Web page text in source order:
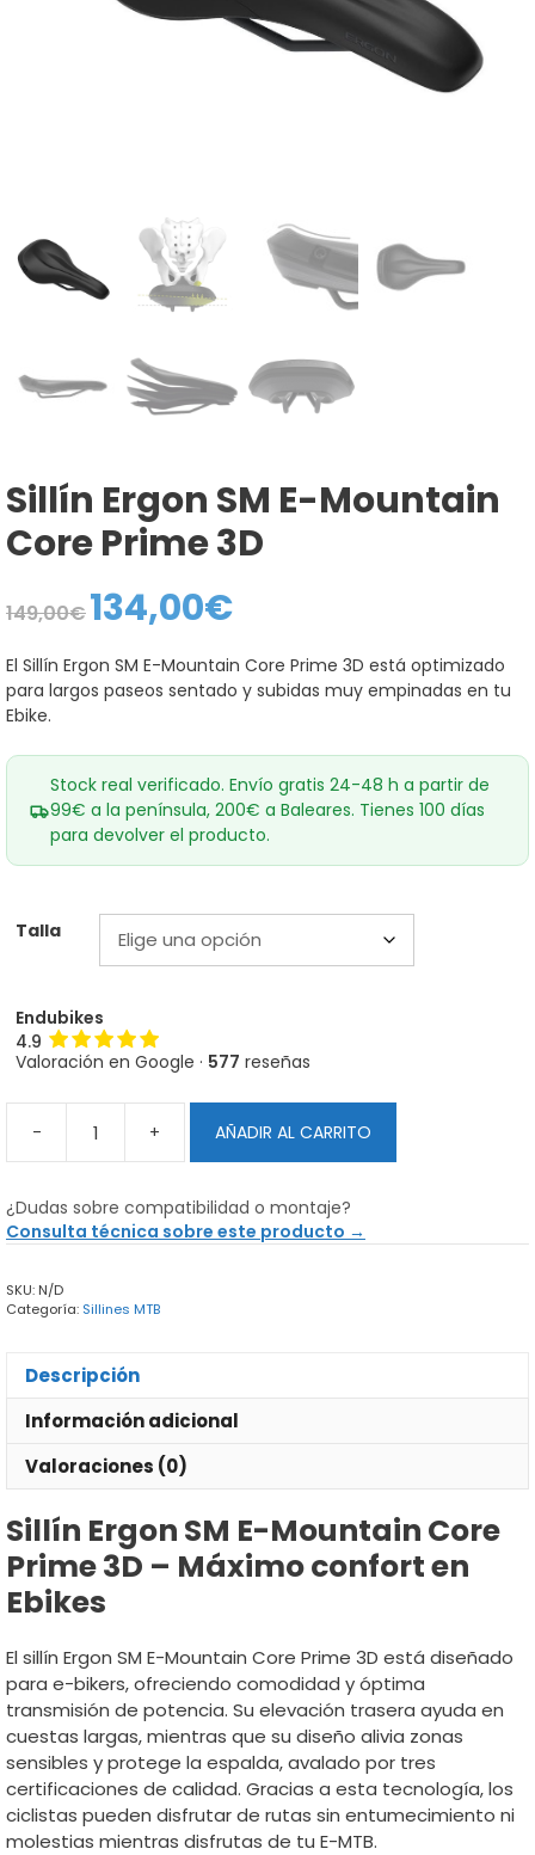
Sillín Ergon SM E-Mountain
Core Prime 3D
149,00€
El
precio
era:
149,00€.
134,00€El
precio
es:
134,00€.
El Sillín Ergon SM E-Mountain Core Prime 3D está optimizado
para largos paseos sentado y subidas muy empinadas en tu
Ebike.
Stock real verificado. Envío gratis 24-48 h a partir de
99€ a la península, 200€ a Baleares. Tienes 100 días
para devolver el producto.
Talla
Endubikes
4.9
Valoración en Google · 577 reseñas
-
Sillín
Ergon
E-
Mountain
+ AÑADIR AL CARRITO
¿Dudas sobre compatibilidad o montaje?
Consulta técnica sobre este producto →
SKU: N/D
Categoría: Sillines MTB
Descripción
Información adicional
Valoraciones (0)
Sillín Ergon SM E-Mountain Core
Prime 3D – Máximo confort en
Ebikes
El sillín Ergon SM E-Mountain Core Prime 3D está diseñado
para e-bikers, ofreciendo comodidad y óptima
transmisión de potencia. Su elevación trasera ayuda en
cuestas largas, mientras que su diseño alivia zonas
sensibles y protege la espalda, avalado por tres
certificaciones de calidad. Gracias a esta tecnología, los
ciclistas pueden disfrutar de rutas sin entumecimiento ni
molestias mientras disfrutas de tu E-MTB.